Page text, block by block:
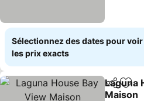
Sélectionnez des dates pour voir
les prix exacts
Partager
Laguna
Maison